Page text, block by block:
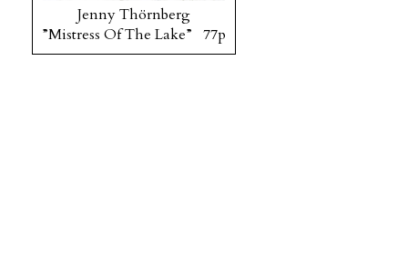
Jenny Thörnberg
”Mistress Of The Lake” 77p